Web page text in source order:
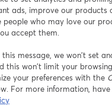
登録
登録済みですか？ここか
ads, improve our products
people who may love our
accept them.
message, we won’t set
this won’t limit your
your preferences with the
For more information,